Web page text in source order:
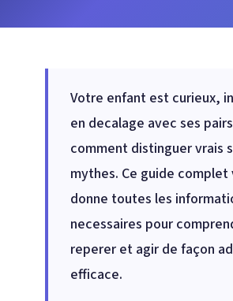
Votre enfant est curieux,
en decalage avec ses
comment distinguer vrais
mythes. Ce guide complet
donne toutes les
necessaires pour
reperer et agir de façon
efficace.